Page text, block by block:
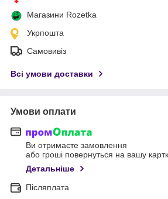
Магазини Rozetka
Укрпошта
Самовивіз
Всі умови доставки
Умови оплати
Ви отримаєте замовлення
або гроші повернуться на вашу
Детальніше
Післяплата